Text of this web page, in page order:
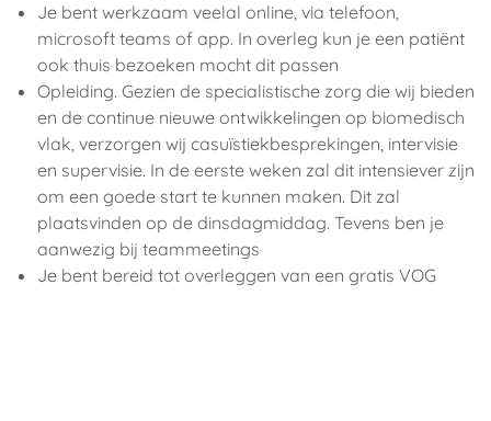
Je bent werkzaam veelal online, via telefoon,
microsoft teams of app. In overleg kun je een patiënt
ook thuis bezoeken mocht dit passen
Opleiding. Gezien de specialistische zorg die wij bieden
en de continue nieuwe ontwikkelingen op biomedisch
vlak, verzorgen wij casuïstiekbesprekingen, intervisie
en supervisie. In de eerste weken zal dit intensiever zijn
om een goede start te kunnen maken. Dit zal
plaatsvinden op de dinsdagmiddag. Tevens ben je
aanwezig bij teammeetings
Je bent bereid tot overleggen van een gratis VOG